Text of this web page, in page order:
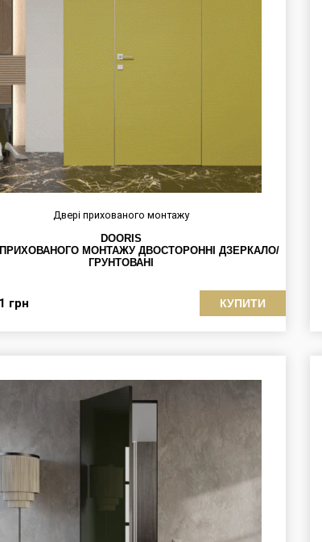
Двері прихованого монтажу
DOORIS
ПРИХОВАНОГО МОНТАЖУ ДВОСТОРОННІ ДЗЕРКАЛО/
ГРУНТОВАНІ
грн КУПИТИ